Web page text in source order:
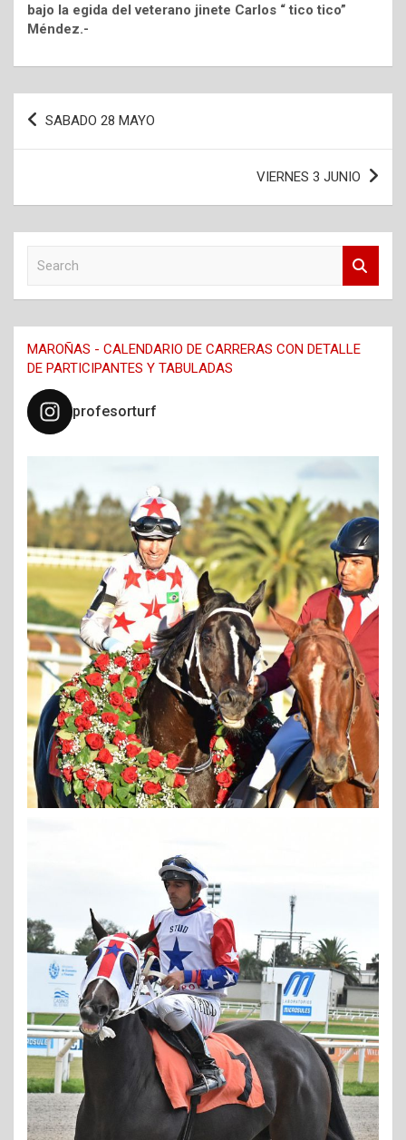
bajo la egida del veterano jinete Carlos “ tico tico”
Méndez.-
Navegación
SABADO 28 MAYO
VIERNES 3 JUNIO
c
h
MAROÑAS - CALENDARIO DE CARRERAS CON DETALLE
DE PARTICIPANTES Y TABULADAS
profesorturf